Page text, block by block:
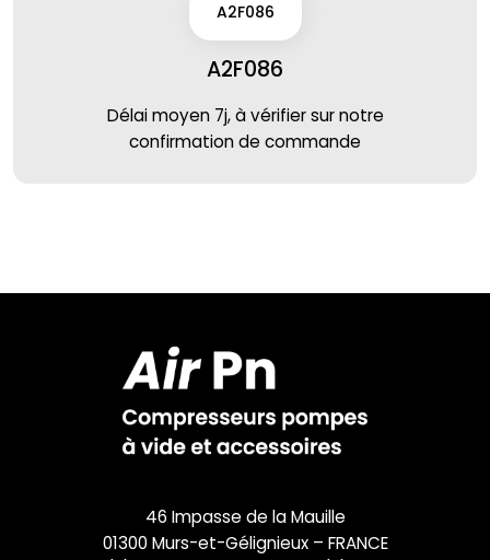
A2F086
A2F086
Délai moyen 7j, à vérifier sur notre
confirmation de commande
46 Impasse de la Mauille
01300 Murs-et-Gélignieux – FRANCE